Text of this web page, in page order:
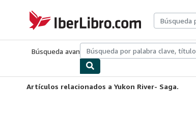
IberLibro.com
Búsqueda avanzadaColecciones Libros antiguos
Artículos relacionados a Yukon River- Saga.